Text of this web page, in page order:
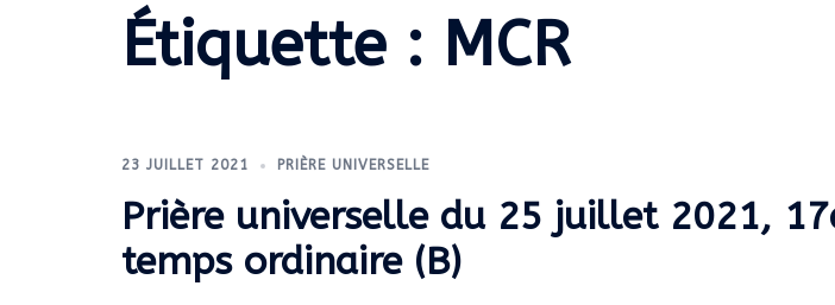
Étiquette : MCR
23 JUILLET 2021 PRIÈRE UNIVERSELLE
Prière universelle du 25 juillet 2021,
temps ordinaire (B)